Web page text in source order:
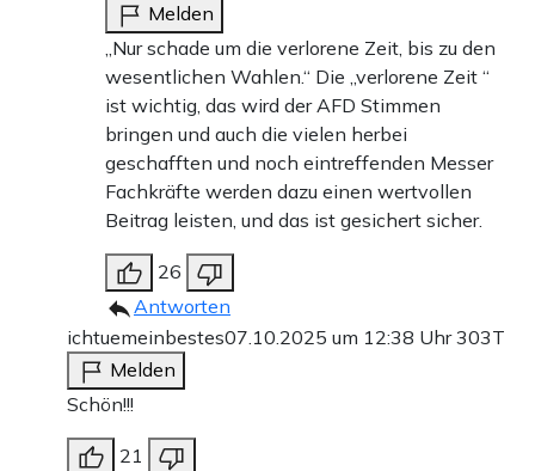
Melden
„Nur schade um die verlorene Zeit, bis zu den
wesentlichen Wahlen.“ Die „verlorene Zeit “
ist wichtig, das wird der AFD Stimmen
bringen und auch die vielen herbei
geschafften und noch eintreffenden Messer
Fachkräfte werden dazu einen wertvollen
Beitrag leisten, und das ist gesichert sicher.
26
Antworten
ichtuemeinbestes07.10.2025 um 12:38 Uhr303T
Melden
Schön!!!
21